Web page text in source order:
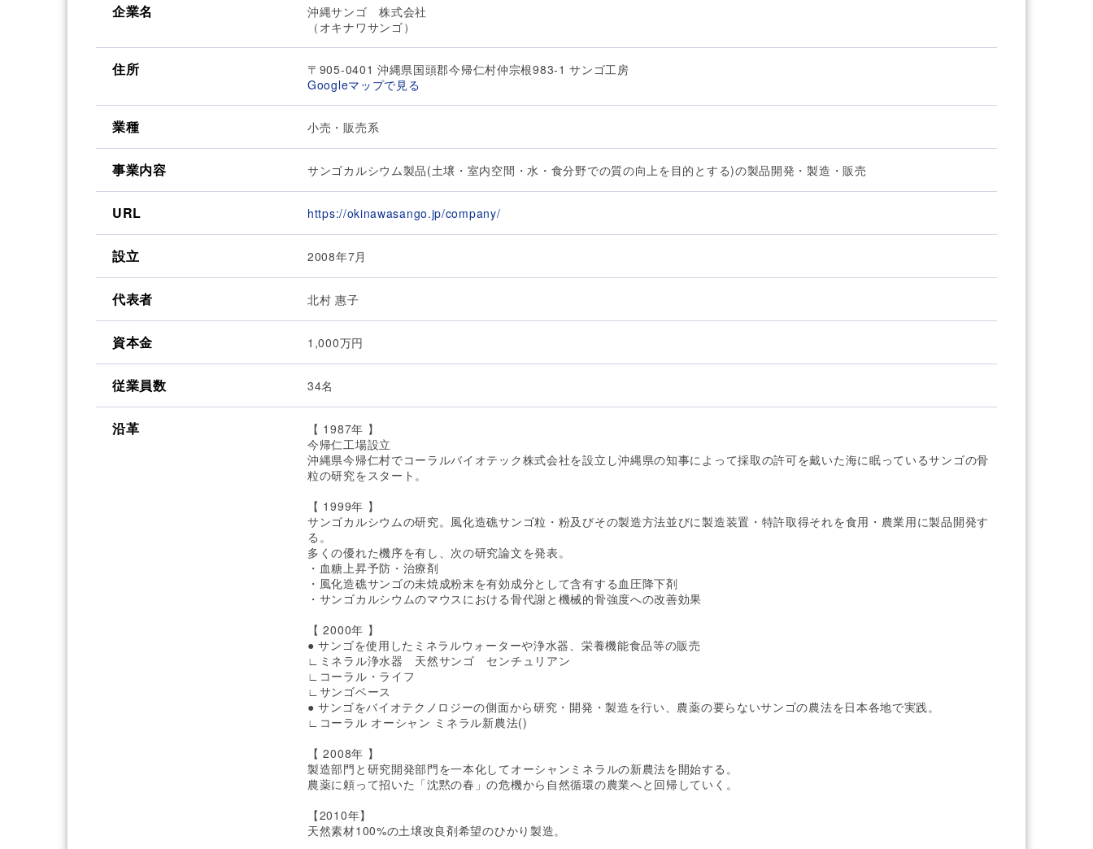
企業名
沖縄サンゴ 株式会社
（オキナワサンゴ）
住所
〒905-0401 沖縄県国頭郡今帰仁村仲宗根983-1 サンゴ工房
Googleマップで見る
業種 小売・販売系
事業内容 サンゴカルシウム製品(土壌・室内空間・水・食分野での質の向上を目的とする)の製品開発・製造・販売
URL https://okinawasango.jp/company/
設立 2008年7月
代表者 北村 惠子
資本金 1,000万円
従業員数 34名
沿革
【 1987年 】
今帰仁工場設立
沖縄県今帰仁村でコーラルバイオテック株式会社を設立し沖縄県の知事によって採取の許可を戴いた海に眠っているサンゴの骨
粒の研究をスタート。
【 1999年 】
サンゴカルシウムの研究。風化造礁サンゴ粒・粉及びその製造方法並びに製造装置・特許取得それを食用・農業用に製品開発す
る。
多くの優れた機序を有し、次の研究論文を発表。
・血糖上昇予防・治療剤
・風化造礁サンゴの未焼成粉末を有効成分として含有する血圧降下剤
・サンゴカルシウムのマウスにおける骨代謝と機械的骨強度への改善効果
【 2000年 】
● サンゴを使用したミネラルウォーターや浄水器、栄養機能食品等の販売
∟ミネラル浄水器 天然サンゴ センチュリアン
∟コーラル・ライフ
∟サンゴベース
● サンゴをバイオテクノロジーの側面から研究・開発・製造を行い、農薬の要らないサンゴの農法を日本各地で実践。
∟コーラル オーシャン ミネラル新農法()
【 2008年 】
製造部門と研究開発部門を一本化してオーシャンミネラルの新農法を開始する。
農薬に頼って招いた「沈黙の春」の危機から自然循環の農業へと回帰していく。
【2010年】
天然素材100%の土壌改良剤希望のひかり製造。